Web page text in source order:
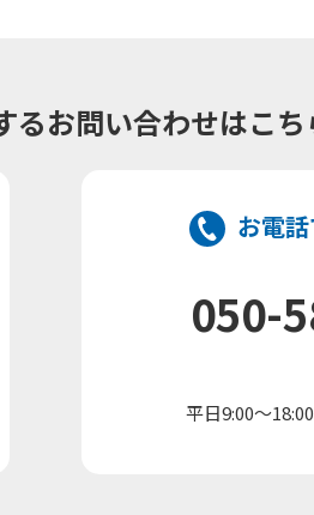
るお問い合わせはこ
お電
050-
平日9:00～